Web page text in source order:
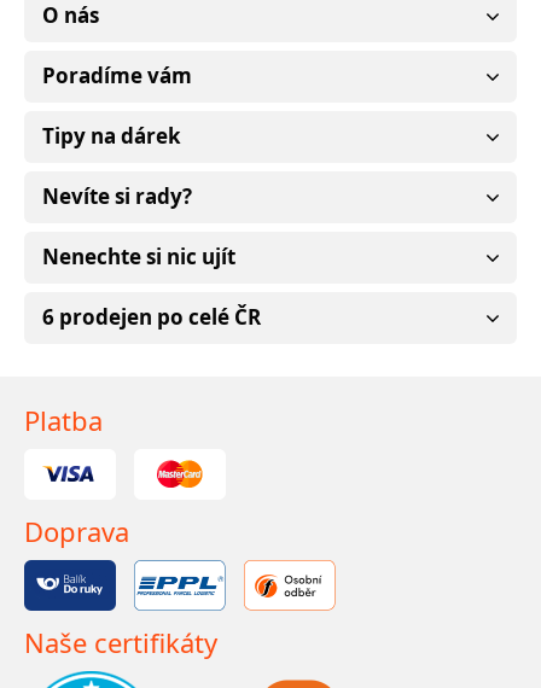
O nás
Poradíme vám
Tipy na dárek
Nevíte si rady?
Nenechte si nic ujít
6 prodejen po celé ČR
Platba
Doprava
Naše certifikáty